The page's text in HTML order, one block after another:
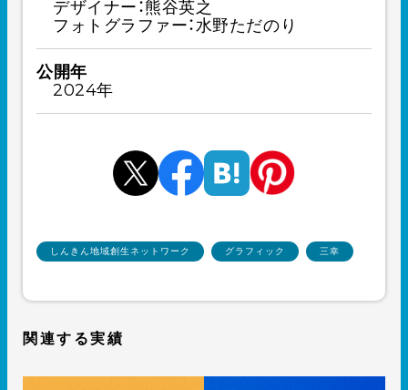
デザイナー：熊谷英之
フォトグラファー：水野ただのり
公開年
2024年
しんきん地域創生ネットワーク グラフィック 三幸
関連する実績